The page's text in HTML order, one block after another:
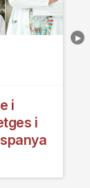
i
i